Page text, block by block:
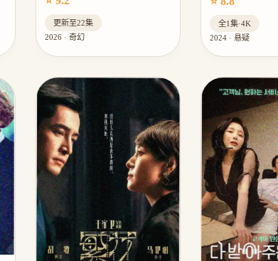
更新至22集
2026 · 奇幻
全1集·4K
2024 · 悬疑